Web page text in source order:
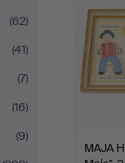
(62)
(41)
(7)
(16)
(9)
MAJA